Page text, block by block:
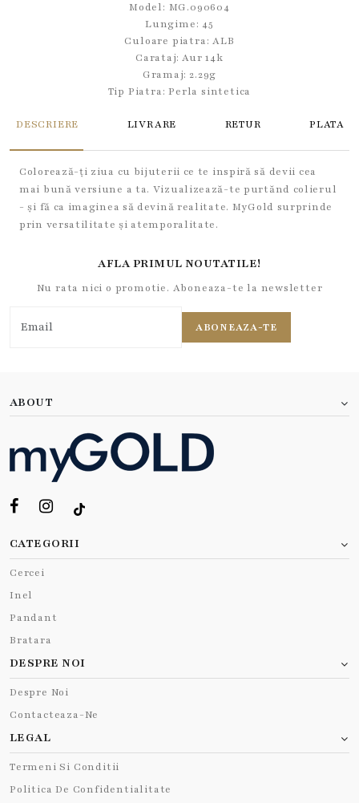
Model: MG.090604
Lungime: 45
Culoare piatra: ALB
Carataj: Aur 14k
Gramaj: 2.29g
Tip Piatra:Perla sintetica
DESCRIERE LIVRARE RETUR PLATA
Colorează-ți ziua cu bijuterii ce te inspiră să devii cea
mai bună versiune a ta. Vizualizează-te purtănd colierul
- și fă ca imaginea să devină realitate. MyGold surprinde
prin versatilitate și atemporalitate.
AFLA PRIMUL NOUTATILE!
Nu rata nici o promotie. Aboneaza-te la newsletter
ABONEAZA-TE
ABOUT
CATEGORII
Cercei
Inel
Pandant
Bratara
DESPRE NOI
Despre Noi
Contacteaza-Ne
LEGAL
Termeni Si Conditii
Politica De Confidentialitate